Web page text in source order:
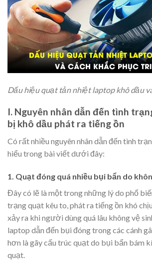
Dấu hiệu quạt tản nhiệt laptop khô dầu
I. Nguyên nhân dẫn đến tình
bị khô dầu phát ra tiếng ồn
Có rất nhiều nguyên nhân dẫn đến tình
hiểu trong bài viết dưới đây:
1. Quạt đóng quá nhiều bụi bẩn do
Đây có lẽ là một trong những lý do phổ
trạng quạt kêu to, phát ra tiếng ồn khó
xảy ra khi người dùng quá lâu không vệ
laptop dẫn đến bụi đóng trong các cánh
hơn là gãy cấu trúc quạt do bụi bẩn bám
quạt.